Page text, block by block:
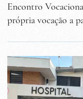
Encontro
própria vocação a